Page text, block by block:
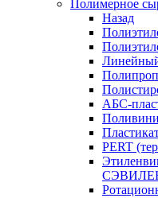
Полимерное
Назад
АБС-
PERT